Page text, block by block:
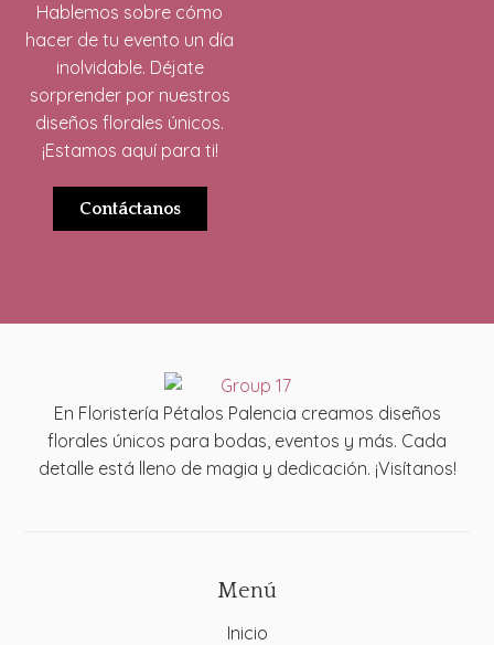
Hablemos sobre cómo
hacer de tu evento un día
inolvidable. Déjate
sorprender por nuestros
diseños florales únicos.
¡Estamos aquí para ti!
Contáctanos
En Floristería Pétalos Palencia creamos diseños
florales únicos para bodas, eventos y más. Cada
detalle está lleno de magia y dedicación. ¡Visítanos!
Menú
Inicio